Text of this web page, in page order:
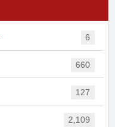
6
660
127
2,109